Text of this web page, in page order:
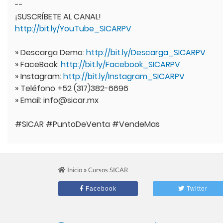
--
¡SUSCRÍBETE AL CANAL!
http://bit.ly/YouTube_SICARPV
» Descarga Demo:http://bit.ly/Descarga_SICARPV
» FaceBook:http://bit.ly/Facebook_SICARPV
» Instagram:http://bit.ly/Instagram_SICARPV
» Teléfono +52 (317)382-6696
» Email: info@sicar.mx
#SICAR #PuntoDeVenta #VendeMas
Inicio »Cursos SICAR
Facebook Twitter